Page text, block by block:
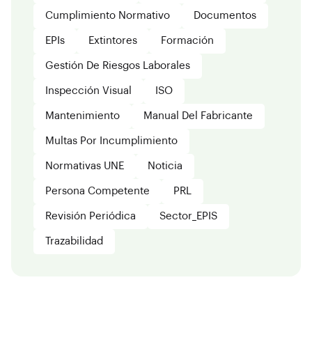
Cumplimiento Normativo Documentos
EPIs Extintores Formación
Gestión De Riesgos Laborales
Inspección Visual ISO
Mantenimiento Manual Del Fabricante
Multas Por Incumplimiento
Normativas UNE Noticia
Persona Competente PRL
Revisión Periódica Sector_EPIS
Trazabilidad